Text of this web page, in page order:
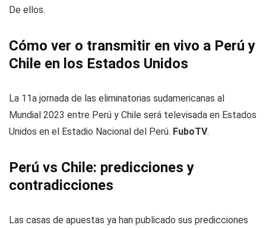
De ellos.
Cómo ver o transmitir en vivo a Perú y
Chile en los Estados Unidos
La 11a jornada de las eliminatorias sudamericanas al
Mundial 2023 entre Perú y Chile será televisada en Estados
Unidos en el Estadio Nacional del Perú. FuboTV.
Perú vs Chile: predicciones y
contradicciones
Las casas de apuestas ya han publicado sus predicciones